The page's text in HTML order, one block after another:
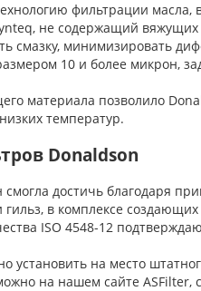
фильтрации масла,
не содержащий
смазку, минимизировать
10 и более микрон,
материала позволило
температур.
Donaldson
достичь благодаря
гильз, в комплексе
ISO 4548-12
на место
на нашем сайте ASFilter,